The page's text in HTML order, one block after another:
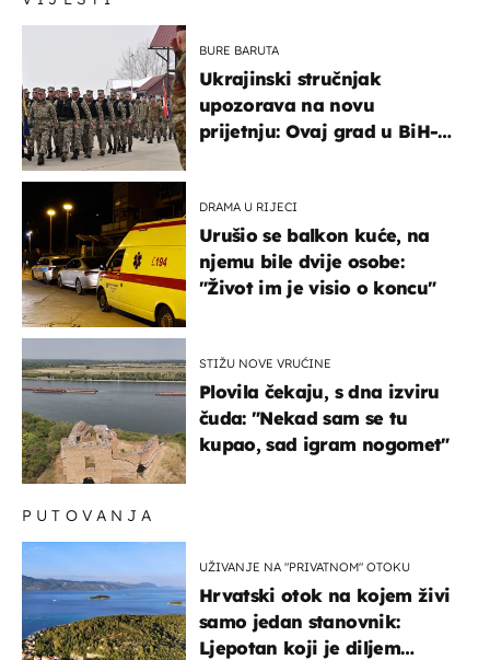
BURE BARUTA
Ukrajinski stručnjak
upozorava na novu
prijetnju: Ovaj grad u BiH-u
DRAMA U RIJECI
Urušio se balkon kuće, na
njemu bile dvije osobe:
"Život im je visio o koncu"
STIŽU NOVE VRUĆINE
Plovila čekaju, s dna izviru
čuda: "Nekad sam se tu
kupao, sad igram nogomet"
PUTOVANJA
UŽIVANJE NA "PRIVATNOM" OTOKU
Hrvatski otok na kojem živi
samo jedan stanovnik:
Ljepotan koji je diljem